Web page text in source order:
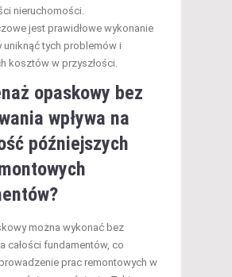
nieruchomości.
jest prawidłowe wykonanie
uniknąć tych problemów i
kosztów w przyszłości.
opaskowy bez
wpływa na
późniejszych
można wykonać bez
całości fundamentów, co
prac remontowych w